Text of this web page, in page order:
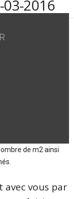
2016
de m2 ainsi
avec vous par